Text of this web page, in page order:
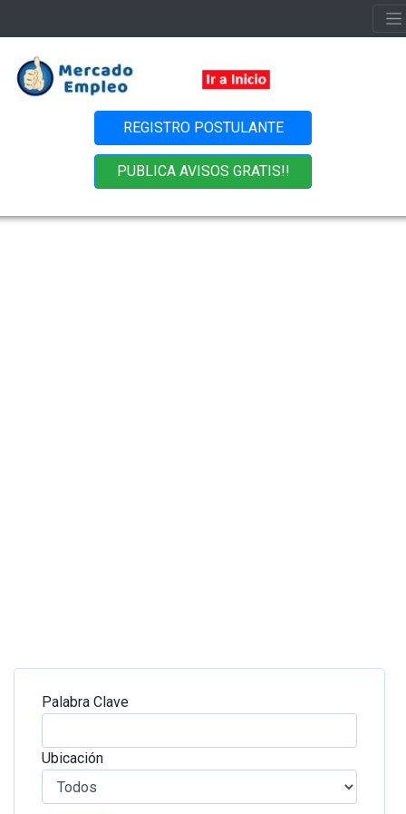
REGISTRO POSTULANTE
PUBLICA AVISOS GRATIS!!
Palabra Clave
Ubicación